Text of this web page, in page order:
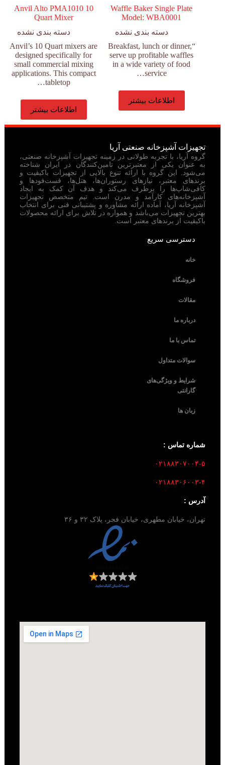
Waffle Baker Single Plate
Model: WBA0001
دسته بندی نشده
“Breakfast, lunch or dinner,
serve up profitable waffles
in a wide variety of food
service…
اطلاعات بیشتر
Anvil Alto PMA1010 10
Quart Mixer
دسته بندی نشده
Anvil’s 10 Quart mixers are
designed specifically for
small commercial mixing
applications. This compact
tabletop…
اطلاعات بیشتر
تجهیزات آشپزخانه صنعتی آریا
گروه آریا، با تجربه طولانی در زمینه تجهیزات آشپزخانه صنعتی،
به عنوان یکی از معتبرترین تامین‌کنندگان در ایران شناخته
می‌شود. این گروه با ارائه تنوع بالایی از تجهیزات باکیفیت و
برندهای معتبر، نیازهای رستوران‌ها، هتل‌ها، فست‌فودها و
کافی‌شاپ‌ها را برطرف می‌کند و هدف آن کمک به ایجاد
آشپزخانه‌های کارآمد و مدرن است. تیم متخصص تجهیزات
آشپزخانه آریا، آماده ارائه مشاوره و پشتیبانی فنی برای انتخاب
بهترین تجهیزات می‌باشد و همواره در تلاش برای ارائه محصولات
باکیفیت از برندهای معتبر است.
دسترسی سریع
خانه
فروشگاه
مقالات
درباره ما
تماس با ما
سوالات متداول
شرایط و ویژگی‌های
گارانتی
زبان ها
شماره تماس :
۰۲۱۸۸۳۰۷۰۰۴-۵
۰۲۱۸۸۳۰۶۰۰۳-۴
آدرس :
تهران، خیابان مطهری، خیابان فجر، پلاک ۳۲ و ۳۶